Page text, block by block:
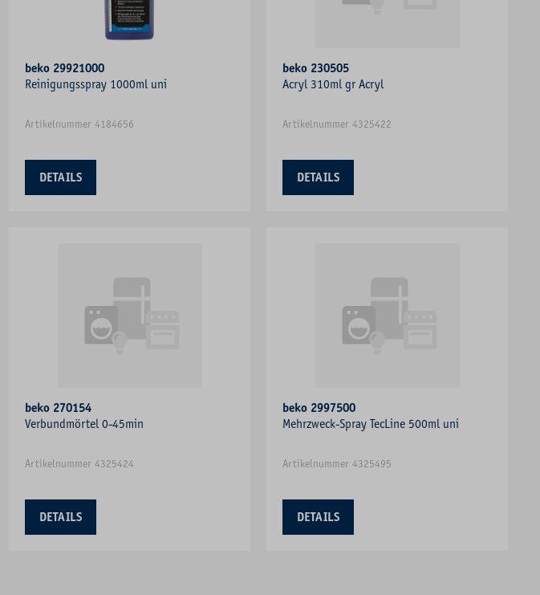
beko 29921000
Reinigungsspray 1000ml uni
Artikelnummer 4184656
DETAILS
beko 230505
Acryl 310ml gr Acryl
Artikelnummer 4325422
DETAILS
beko 270154
Verbundmörtel 0-45min
Artikelnummer 4325424
DETAILS
beko 2997500
Mehrzweck-Spray TecLine 500ml uni
Artikelnummer 4325495
DETAILS